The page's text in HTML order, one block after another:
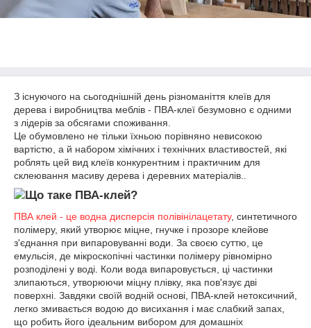
З існуючого на сьогоднішній день різноманіття клеїв для
дерева і виробництва меблів - ПВА-клеї безумовно є одними
з лідерів за обсягами споживання.
Це обумовлено не тільки їхньою порівняно невисокою
вартістю, а й набором хімічних і технічних властивостей, які
роблять цей вид клеїв конкурентним і практичним для
склеювання масиву дерева і деревних матеріалів. .
Що таке ПВА-клей?
ПВА клей - це водна дисперсія полівінілацетату, синтетичного
полімеру, який утворює міцне, гнучке і прозоре клейове
з'єднання при випаровуванні води. За своєю суттю, це
емульсія, де мікроскопічні частинки полімеру рівномірно
розподілені у воді. Коли вода випаровується, ці частинки
злипаються, утворюючи міцну плівку, яка пов'язує дві
поверхні. Завдяки своїй водній основі, ПВА-клей нетоксичний,
легко змивається водою до висихання і має слабкий запах,
що робить його ідеальним вибором для домашніх